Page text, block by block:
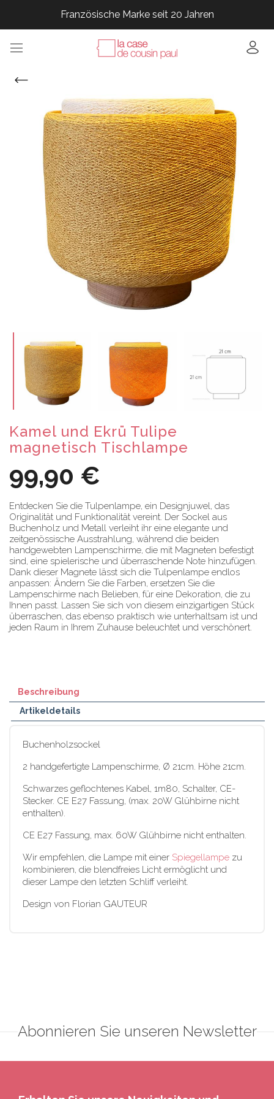
Französische Marke seit 20 Jahren
Französische Marke seit 20 Jahren
Französische Marke seit 20 Jahren
Kamel und Ekrü Tulipe
magnetisch Tischlampe
99,90 €
Entdecken Sie die Tulpenlampe, ein Designjuwel, das
Originalität und Funktionalität vereint. Der Sockel aus
Buchenholz und Metall verleiht ihr eine elegante und
zeitgenössische Ausstrahlung, während die beiden
handgewebten Lampenschirme, die mit Magneten befestigt
sind, eine spielerische und überraschende Note hinzufügen.
Dank dieser Magnete lässt sich die Tulpenlampe endlos
anpassen: Ändern Sie die Farben, ersetzen Sie die
Lampenschirme nach Belieben, für eine Dekoration, die zu
Ihnen passt. Lassen Sie sich von diesem einzigartigen Stück
überraschen, das ebenso praktisch wie unterhaltsam ist und
jeden Raum in Ihrem Zuhause beleuchtet und verschönert.
Beschreibung
Artikeldetails
Buchenholzsockel
2 handgefertigte Lampenschirme, Ø 21cm. Höhe 21cm.
Schwarzes geflochtenes Kabel, 1m80, Schalter, CE-
Stecker. CE E27 Fassung, (max. 20W Glühbirne nicht
enthalten).
CE E27 Fassung, max. 60W Glühbirne nicht enthalten.
Wir empfehlen, die Lampe mit einer Spiegellampe zu
kombinieren, die blendfreies Licht ermöglicht und
dieser Lampe den letzten Schliff verleiht.
Design von Florian GAUTEUR
Abonnieren Sie unseren Newsletter